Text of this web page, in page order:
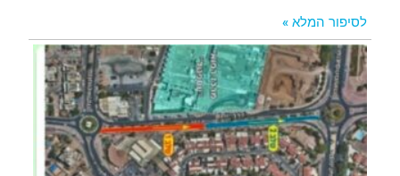
לסיפור המלא »